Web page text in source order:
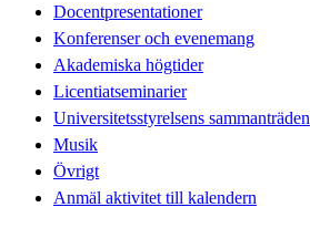
Docentpresentationer
Konferenser och evenemang
Akademiska högtider
Licentiatseminarier
Universitetsstyrelsens sammanträden
Musik
Övrigt
Anmäl aktivitet till kalendern